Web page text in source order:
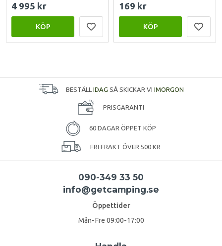
4 995 kr
KÖP
169 kr
KÖP
BESTÄLL IDAG SÅ SKICKAR VI IMORGON
PRISGARANTI
60 DAGAR ÖPPET KÖP
FRI FRAKT ÖVER 500 KR
090-349 33 50
info@getcamping.se
Öppettider
Mån-Fre 09:00-17:00